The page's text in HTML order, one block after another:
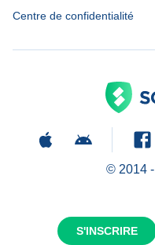
S'INSCRIRE
Centre de confidentialité
© 2014 -